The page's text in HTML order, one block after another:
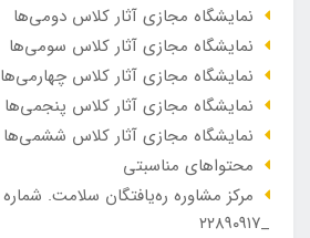
نمایشگاه مجازی آثار کلاس دومی‌ها
نمایشگاه مجازی آثار کلاس سومی‌ها
نمایشگاه مجازی آثار کلاس چهارمی‌ها
نمایشگاه مجازی آثار کلاس پنجمی‌ها
نمایشگاه مجازی آثار کلاس ششمی‌ها
محتواهای مناسبتی
_۲۲۸۹۰۹۱۷